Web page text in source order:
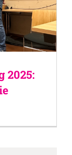
2025: